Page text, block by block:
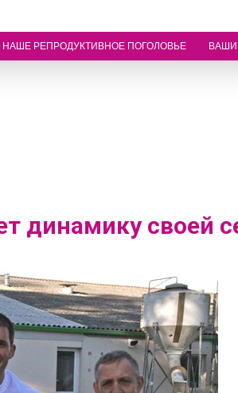
НАШЕ РЕПРОДУКТИВНОЕ ПОГОЛОВЬЕ
динамику своей